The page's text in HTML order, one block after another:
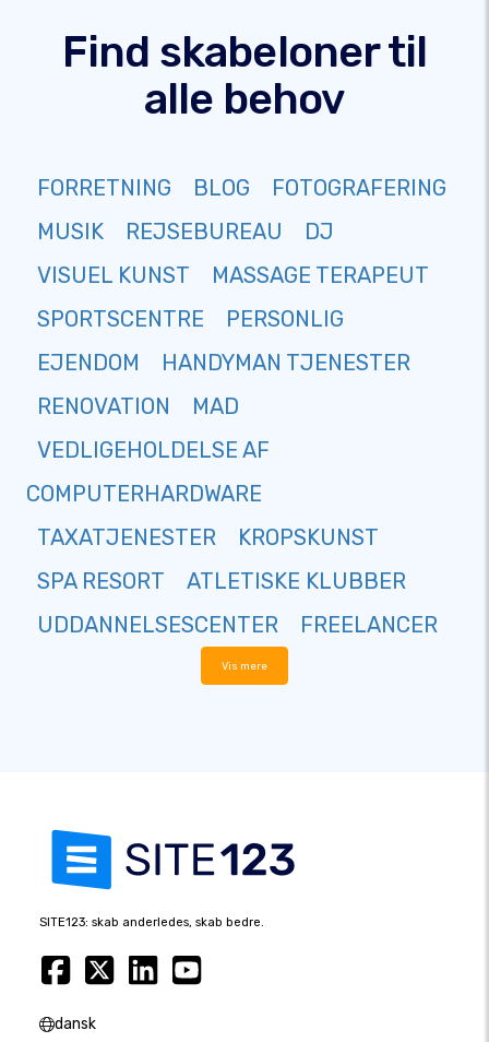
Find skabeloner til
alle behov
FORRETNING BLOG
FOTOGRAFERING
MUSIK
REJSEBUREAU
DJ
VISUEL KUNST
MASSAGE TERAPEUT
SPORTSCENTRE
PERSONLIG
EJENDOM
HANDYMAN TJENESTER
RENOVATION
MAD
VEDLIGEHOLDELSE AF
COMPUTERHARDWARE
TAXATJENESTER
KROPSKUNST
SPA RESORT
ATLETISKE KLUBBER
UDDANNELSESCENTER
FREELANCER
Vis mere
SITE123: skab anderledes, skab bedre.
dansk